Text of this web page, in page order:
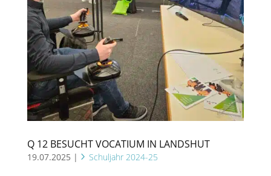
Q 12 BESUCHT VOCATIUM IN LANDSHUT
19.07.2025 | Schuljahr 2024-25